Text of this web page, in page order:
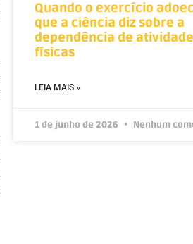
Quando o exercício
que a ciência diz sobre a
dependência de
físicas
LEIA MAIS »
1 de junho de 2026 Nenhum